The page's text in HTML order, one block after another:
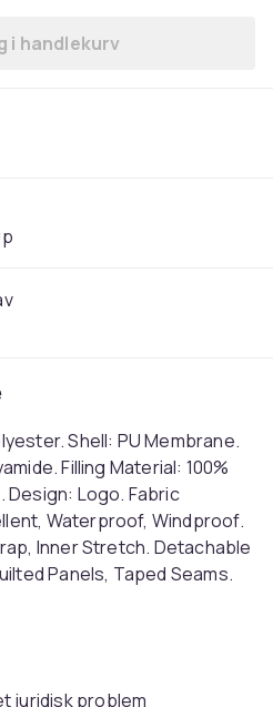
Legg Trespass Womens/
i handlekurv
Shell: PU Membrane.
Filling Material: 100%
Design: Logo. Fabric
Waterproof, Windproof.
Inner Stretch. Detachable
Panels, Taped Seams.
juridisk problem